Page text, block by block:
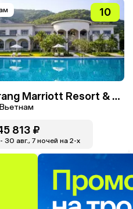
10
Nha Trang Marriott Resort & Spa, Hon Tre Island
813 ₽
30 авг., 7 ночей на 2-x